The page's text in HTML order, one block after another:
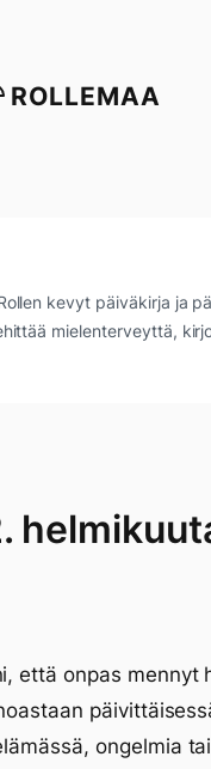
ROLLEMAA
kevyt päiväkirja ja
mielenterveyttä,
että onpas mennyt
ongelmia